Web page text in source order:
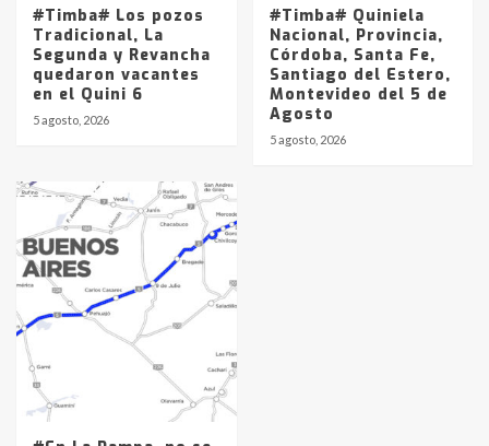
#Timba# Los pozos
Tradicional, La
Segunda y Revancha
quedaron vacantes
en el Quini 6
5 agosto, 2026
#Timba# Quiniela
Nacional, Provincia,
Córdoba, Santa Fe,
Santiago del Estero,
Montevideo del 5 de
Agosto
5 agosto, 2026